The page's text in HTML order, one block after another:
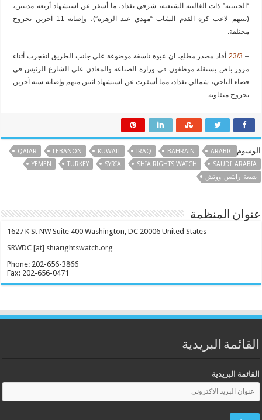
“الحبيبية” ذات الغالبية الشيعية، شرقي بغداد، ما أسفر عن استشهاد أربعة مدنيين،
(بينهم لاعب كرة القدم الشاب “مهدي عبد الزهرة”)، وإصابة 11 آخرين بجروح
مختلفة.
–
23/3
أفاد مصدر مطلع، ان عبوة ناسفة موضوعة على جانب الطريق انفجرت أثناء
مرور باص يستقله موظفون في وزارة الصناعة والمعادن على الشارع الرئيس في
قضاء التاجي، شمالي بغداد، مما أسفرت عن استشهاد اثنين منهم وإصابة ستة آخرين
بجروح متفاوتة.
الوسوم ARABIC
BAHRAIN
IRAQ
KUWAIT
LEBANON
QATAR
SAUDI_ARABIA
SHIA RIGHTS WATCH
SYRIA
TURKEY
YEMEN
شيعة_رايتس_ووتش
عنوان المنظمة
1627 K St NW Suite 400 Washington, DC 20006 United States
SRWDC [at] shiarightswatch.org
Phone: 202-656-3866
Fax: 202-656-0471
القائمة البريدية
القائمة البريدية